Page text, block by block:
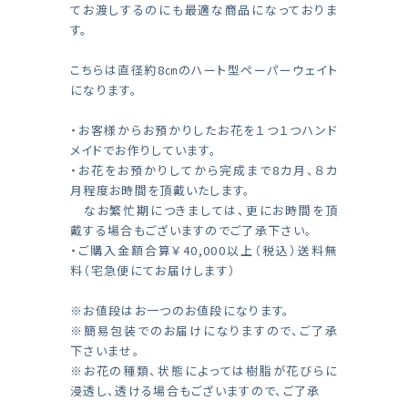
てお渡しするのにも最適な商品になっておりま
す。
こちらは直径約8㎝のハート型ペーパーウェイト
になります。
・お客様からお預かりしたお花を１つ１つハンド
メイドでお作りしています。
・お花をお預かりしてから完成まで8カ月、８カ
月程度お時間を頂戴いたします。
なお繁忙期につきましては、更にお時間を頂
戴する場合もございますのでご了承下さい。
・ご購入金額合算￥40,000以上（税込）送料無
料（宅急便にてお届けします）
※お値段はお一つのお値段になります。
※簡易包装でのお届けになりますので、ご了承
下さいませ。
※お花の種類、状態によっては樹脂が花びらに
浸透し、透ける場合もございますので、ご了承